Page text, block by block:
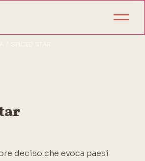
SPICED STAR
deciso che evoca paesi